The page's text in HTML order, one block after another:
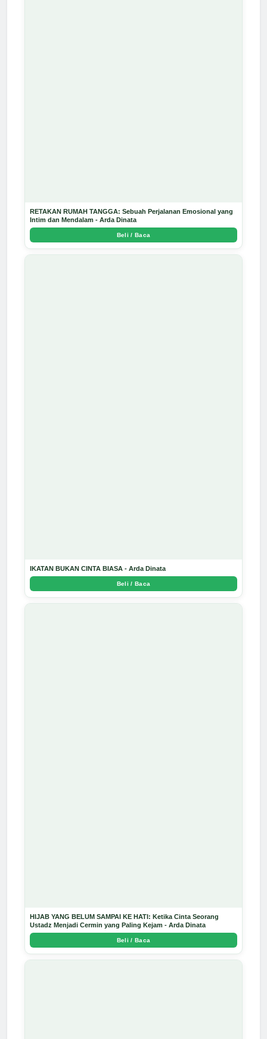
RETAKAN RUMAH TANGGA: Sebuah Perjalanan Emosional yang
Intim dan Mendalam - Arda Dinata
Beli / Baca
IKATAN BUKAN CINTA BIASA - Arda Dinata
Beli / Baca
HIJAB YANG BELUM SAMPAI KE HATI: Ketika Cinta Seorang
Ustadz Menjadi Cermin yang Paling Kejam - Arda Dinata
Beli / Baca